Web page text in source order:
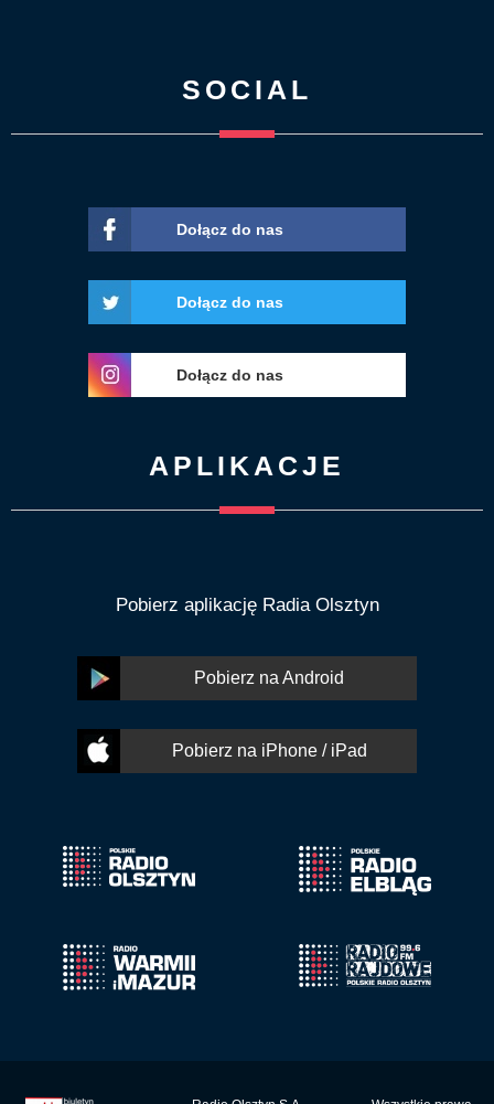
SOCIAL
Dołącz do nas
Dołącz do nas
Dołącz do nas
APLIKACJE
Pobierz aplikację Radia Olsztyn
Pobierz na Android
Pobierz na iPhone / iPad